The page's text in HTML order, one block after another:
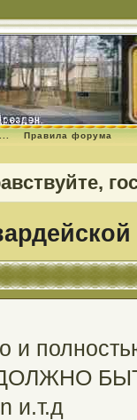
Правила форума
и
ДОЛЖНО
и.т.д